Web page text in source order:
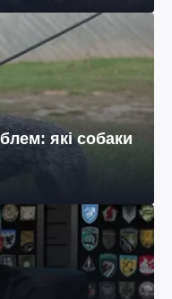
які собаки